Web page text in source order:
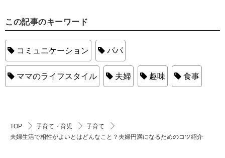
この記事のキーワード
コミュニケーション パパ
ママのライフスタイル 夫婦 趣味 食事
TOP 子育て・育児
子育て
夫婦生活で相性がよいとはどんなこと？夫婦円満になるためのコツ紹介